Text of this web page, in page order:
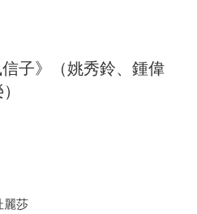
子》（姚秀鈴、鍾偉
麗莎